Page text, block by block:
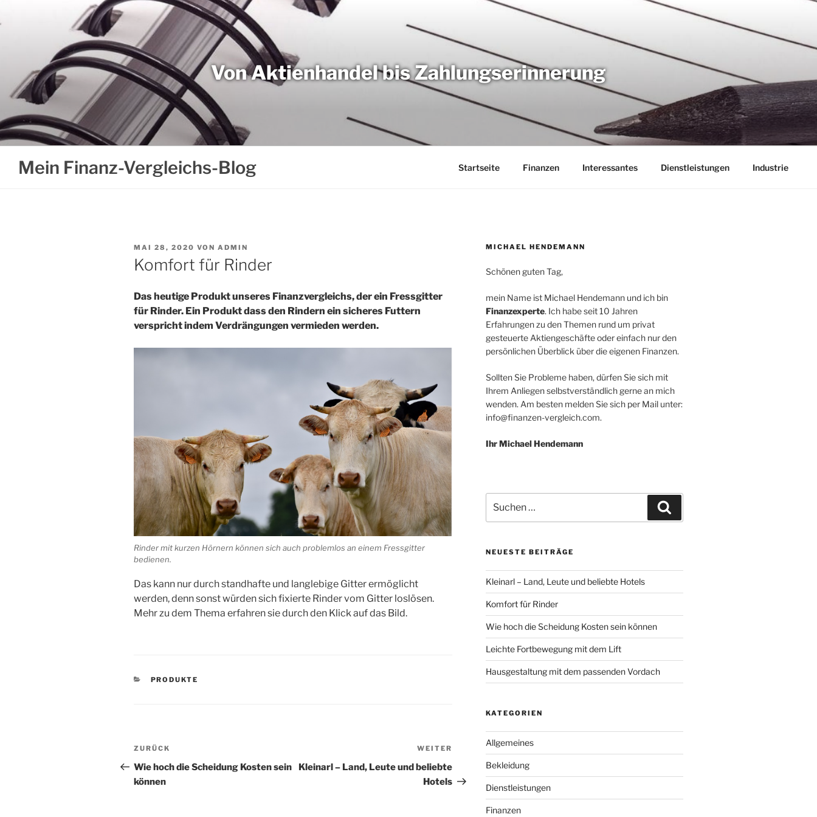
zum
Von Aktienhandel bis Zahlungserinnerung
Mein Finanz-Vergleichs-Blog Startseite Finanzen Interessantes Dienstleistungen Industrie
VERÖFFENTLICHT
AM
MAI 28, 2020 VON ADMIN
Komfort für Rinder
Das heutige Produkt unseres Finanzvergleichs, der ein Fressgitter
für Rinder. Ein Produkt dass den Rindern ein sicheres Futtern
verspricht indem Verdrängungen vermieden werden.
Rinder mit kurzen Hörnern können sich auch problemlos an einem Fressgitter
bedienen.
Das kann nur durch standhafte und langlebige Gitter ermöglicht
werden, denn sonst würden sich fixierte Rinder vom Gitter loslösen.
Mehr zu dem Thema erfahren sie durch den Klick auf das Bild.
KATEGORIEN
PRODUKTE
Beitragsnavigation
Vorheriger
Beitrag
ZURÜCK
Wie hoch die Scheidung Kosten sein
können
Nächster
Beitrag
WEITER
Kleinarl – Land, Leute und beliebte
Hotels
MICHAEL HENDEMANN
Schönen guten Tag,
mein Name ist Michael Hendemann und ich bin
Finanzexperte. Ich habe seit 10 Jahren
Erfahrungen zu den Themen rund um privat
gesteuerte Aktiengeschäfte oder einfach nur den
persönlichen Überblick über die eigenen Finanzen.
Sollten Sie Probleme haben, dürfen Sie sich mit
Ihrem Anliegen selbstverständlich gerne an mich
wenden. Am besten melden Sie sich per Mail unter:
info@finanzen-vergleich.com.
Ihr Michael Hendemann
nach:
NEUESTE BEITRÄGE
Kleinarl – Land, Leute und beliebte Hotels
Komfort für Rinder
Wie hoch die Scheidung Kosten sein können
Leichte Fortbewegung mit dem Lift
Hausgestaltung mit dem passenden Vordach
KATEGORIEN
Allgemeines
Bekleidung
Dienstleistungen
Finanzen